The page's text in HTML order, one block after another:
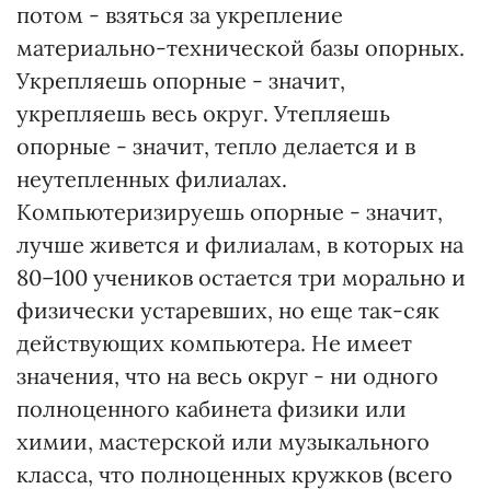
потом - взяться за укрепление
материально-технической базы опорных.
Укрепляешь опорные - значит,
укрепляешь весь округ. Утепляешь
опорные - значит, тепло делается и в
неутепленных филиалах.
Компьютеризируешь опорные - значит,
лучше живется и филиалам, в которых на
80–100 учеников остается три морально и
физически устаревших, но еще так-сяк
действующих компьютера. Не имеет
значения, что на весь округ - ни одного
полноценного кабинета физики или
химии, мастерской или музыкального
класса, что полноценных кружков (всего